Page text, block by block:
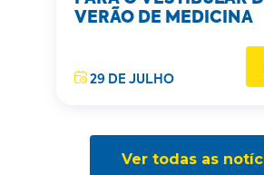
VERÃO DE MEDICINA
29 DE JULHO
Ver todas as